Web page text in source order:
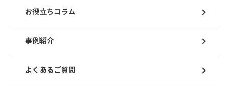
お役立ちコラム
事例紹介
よくあるご質問